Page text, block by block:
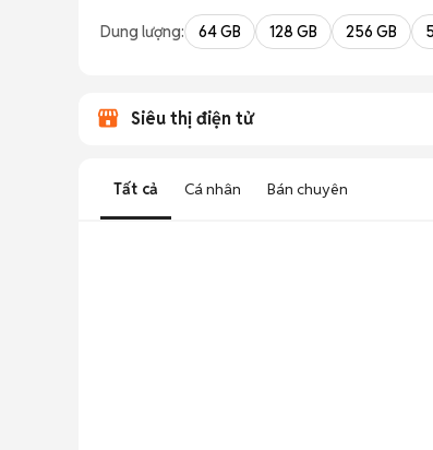
Dung lượng: 64 GB 128 GB 256 GB
Siêu thị điện tử
Tất cả Cá nhân Bán chuyên